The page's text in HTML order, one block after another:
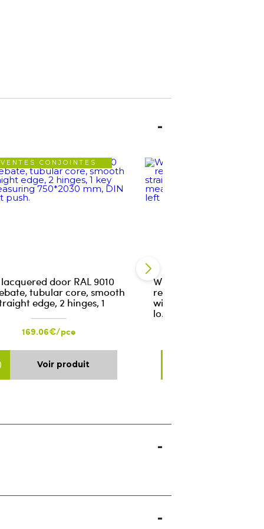
VENTES CONJOINTES
door RAL 9010
tubular core, smooth
edge, 2 hinges, 1
169.06€/pce
Voir produit
White lacquered door
rebated, tubular core,
with straight edge, 2
lo…